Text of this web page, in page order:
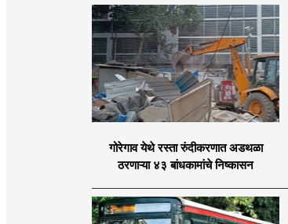
गोरेगाव येथे रस्ता रुंदीकरणात अडथळा
ठरणाऱ्या ४३ बांधकामांचे निष्कासन